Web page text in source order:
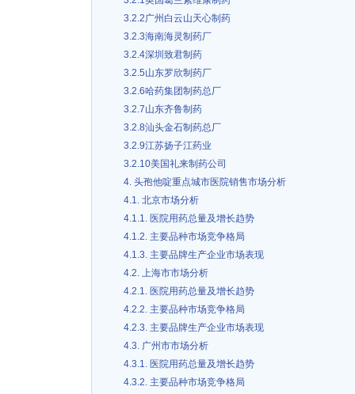
3.2.2广州白云山天心制药
3.2.3海南海灵制药厂
3.2.4深圳致君制药
3.2.5山东罗欣制药厂
3.2.6哈药集团制药总厂
3.2.7山东齐鲁制药
3.2.8汕头金石制药总厂
3.2.9江苏扬子江药业
3.2.10美国礼来制药公司
4. 头孢他啶重点城市医院销售市场分析
4.1. 北京市场分析
4.1.1. 医院用药总量及增长趋势
4.1.2. 主要品种市场竞争格局
4.1.3. 主要品牌生产企业市场表现
4.2. 上海市市场分析
4.2.1. 医院用药总量及增长趋势
4.2.2. 主要品种市场竞争格局
4.2.3. 主要品牌生产企业市场表现
4.3. 广州市市场分析
4.3.1. 医院用药总量及增长趋势
4.3.2. 主要品种市场竞争格局